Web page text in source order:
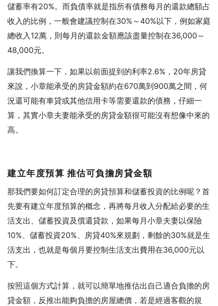
儲蓄率有20%。而負債率就是指所有債務每月的還款總額占
收入的比例，一般會建議控制在30%～40%以下，例如家庭
總收入12萬，則每月的還款金額應該盡量控制在36,000～
48,000元。
讓我們換算一下，如果以前面提到的利率2.6%，20年房貸
來說，小章能承受的房貸金額約在670萬到900萬之間，何
況還可能有車貸或其他信用卡等需要還款的債務，仔細一
算，其實小章夫妻能承受的房貸金額很可能沒有想像中來的
高。
建立年度預算 推估可負擔房貸金額
那我們要如何訂定合理的房貸預算和儲蓄投資的比例呢？首
先要有建立年度預算的概念，再將每月收入分配給必要的生
活支出、儲蓄投資及償還貸款，如果每月小章夫妻以保險
10%、儲蓄投資20%、房貸40%來規劃，剩餘的30%就是生
活支出，也就是每個月要控制生活支出費用在36,000元以
下。
按照這個方式計算，就可以簡單地推估出自己適合負擔的房
貸金額，反推出能夠負擔的房屋總價，若是經過客觀的規